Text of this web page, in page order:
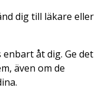
dig till läkare eller
åt dig. Ge det
även om de